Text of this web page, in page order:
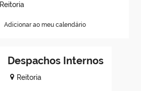
Reitoria
Adicionar ao meu calendário
Despachos Internos
Reitoria